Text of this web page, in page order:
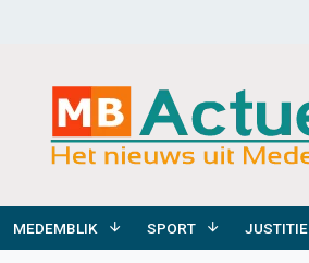
MEDEMBLIK SPORT JUSTITIE